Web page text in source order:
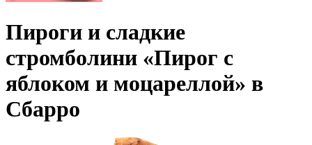
Пироги и сладкие
стромболини «Пирог с
яблоком и моцареллой» в
Сбарро